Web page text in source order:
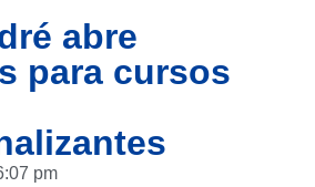
abre
para cursos
pm